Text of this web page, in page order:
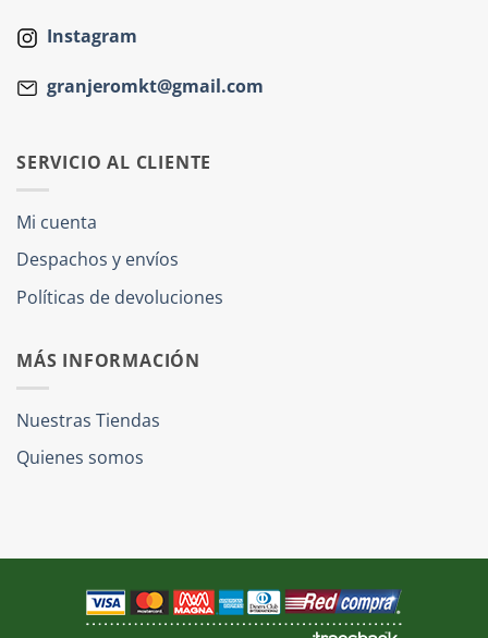
Instagram
granjeromkt@gmail.com
SERVICIO AL CLIENTE
Mi cuenta
Despachos y envíos
Políticas de devoluciones
MÁS INFORMACIÓN
Nuestras Tiendas
Quienes somos